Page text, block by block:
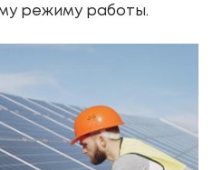
режиму работы.